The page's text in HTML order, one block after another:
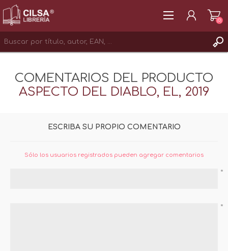
INICIAR SESIÓN
(0)
COMENTARIOS DEL PRODUCTO
ASPECTO DEL DIABLO, EL, 2019
ESCRIBA SU PROPIO COMENTARIO
Sólo los usuarios registrados pueden agregar comentarios
*
*